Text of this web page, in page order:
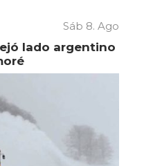
Sáb 8. Ago
lado argentino